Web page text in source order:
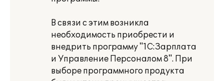
В связи с этим возникла
необходимость приобрести и
внедрить программу "1С:Зарплата
и Управление Персоналом 8". При
выборе программного продукта